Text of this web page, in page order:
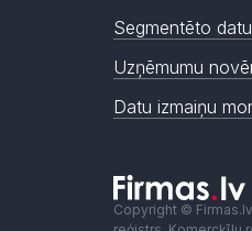
Segmentēto
Uzņēmumu
Datu izmaiņu
Copyright ©